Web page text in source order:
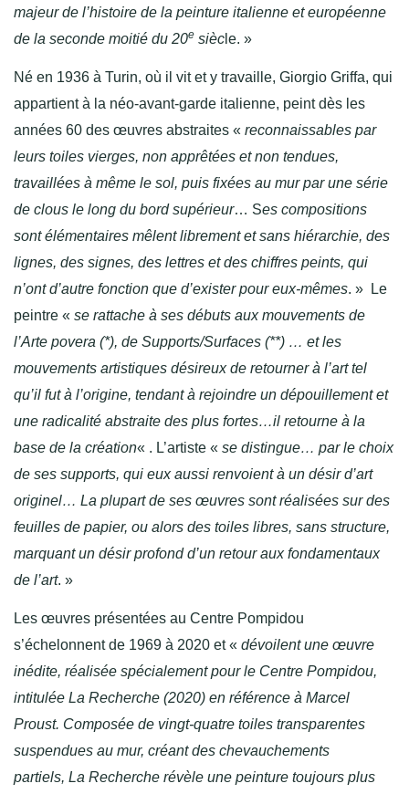
majeur de l’histoire de la peinture italienne et européenne
de la seconde moitié du 20e sièc le. »
Né en 1936 à Turin, où il vit et y travaille, Giorgio Griffa, qui
appartient à la néo-avant-garde italienne, peint dès les
années 60 des œuvres abstraites « reconnaissables par
leurs toiles vierges, non apprêtées et non tendues,
travaillées à même le sol, puis fixées au mur par une série
de clous le long du bord supérieur… Ses compositions
sont élémentaires mêlent librement et sans hiérarchie, des
lignes, des signes, des lettres et des chiffres peints, qui
n’ont d’autre fonction que d’exister pour eux-mêmes. » Le
peintre « se rattache à ses débuts aux mouvements de
l’Arte povera (*), de Supports/Surfaces (**) … et les
mouvements artistiques désireux de retourner à l’art tel
qu’il fut à l’origine, tendant à rejoindre un dépouillement et
une radicalité abstraite des plus fortes…il retourne à la
base de la création« . L’artiste « se distingue… par le choix
de ses supports, qui eux aussi renvoient à un désir d’art
originel… La plupart de ses œuvres sont réalisées sur des
feuilles de papier, ou alors des toiles libres, sans structure,
marquant un désir profond d’un retour aux fondamentaux
de l’art. »
Les œuvres présentées au Centre Pompidou
s’échelonnent de 1969 à 2020 et « dévoilent une œuvre
inédite, réalisée spécialement pour le Centre Pompidou,
intitulée La Recherche (2020) en référence à Marcel
Proust. Composée de vingt-quatre toiles transparentes
suspendues au mur, créant des chevauchements
partiels, La Recherche révèle une peinture toujours plus